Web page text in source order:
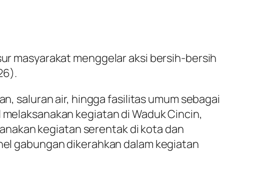
masyarakat menggelar aksi bersih-bersih
saluran air, hingga fasilitas umum sebagai
kegiatan di Waduk Cincin,
kegiatan serentak di kota dan
gabungan dikerahkan dalam kegiatan